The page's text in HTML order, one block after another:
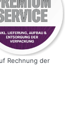
Rechnung der